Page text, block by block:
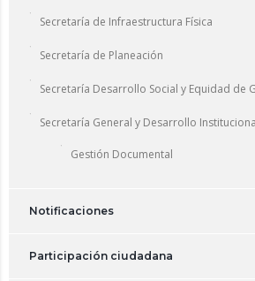
Secretaría de Infraestructura Física
Secretaría de Planeación
Secretaría Desarrollo Social y Equidad de
Secretaría General y Desarrollo
Gestión Documental
Notificaciones
Participación ciudadana